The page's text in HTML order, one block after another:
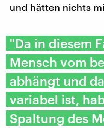
und hätten nichts
"Da in diesem
Mensch vom
abhängt und
variabel ist,
Spaltung des